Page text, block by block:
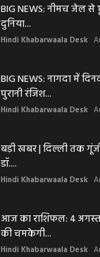
BIG NEWS: नीमच जेल
दुनिया...
Hindi Khabarwaala Desk
BIG NEWS: नागदा में
पुरानी रंजिश...
Hindi Khabarwaala Desk
बड़ी खबर | दिल्ली तक
डॉ....
Hindi Khabarwaala Desk
आज का राशिफल: 4 अगस्त
की चमकेगी...
Hindi Khabarwaala Desk